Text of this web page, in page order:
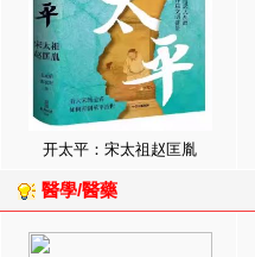
开太平：宋太祖赵匡胤
醫學/醫藥